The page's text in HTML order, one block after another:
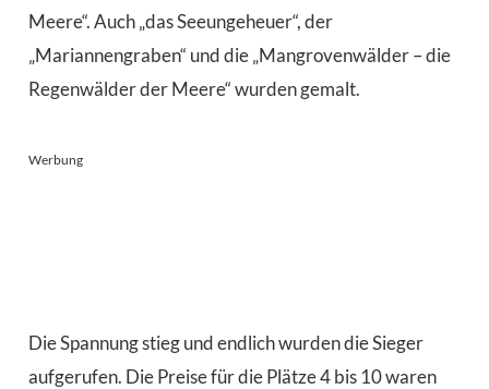
Meere“. Auch „das Seeungeheuer“, der
„Mariannengraben“ und die „Mangrovenwälder – die
Regenwälder der Meere“ wurden gemalt.
Werbung
Die Spannung stieg und endlich wurden die Sieger
aufgerufen. Die Preise für die Plätze 4 bis 10 waren